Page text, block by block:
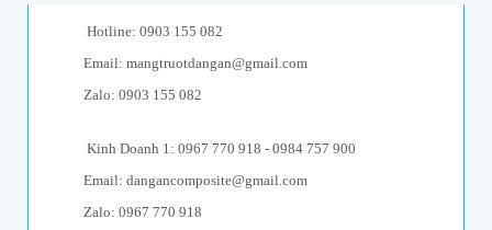
Hotline: 0903 155 082
Email: mangtruotdangan@gmail.com
Zalo: 0903 155 082
Kinh Doanh 1: 0967 770 918 - 0984 757 900
Email: dangancomposite@gmail.com
Zalo: 0967 770 918